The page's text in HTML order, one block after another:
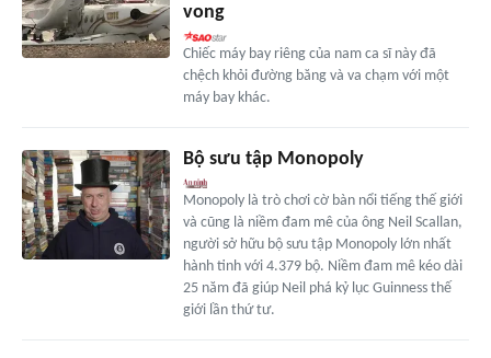
vong
Chiếc máy bay riêng của nam ca sĩ này đã
chệch khỏi đường băng và va chạm với một
máy bay khác.
Bộ sưu tập Monopoly
Monopoly là trò chơi cờ bàn nổi tiếng thế giới
và cũng là niềm đam mê của ông Neil Scallan,
người sở hữu bộ sưu tập Monopoly lớn nhất
hành tinh với 4.379 bộ. Niềm đam mê kéo dài
25 năm đã giúp Neil phá kỷ lục Guinness thế
giới lần thứ tư.